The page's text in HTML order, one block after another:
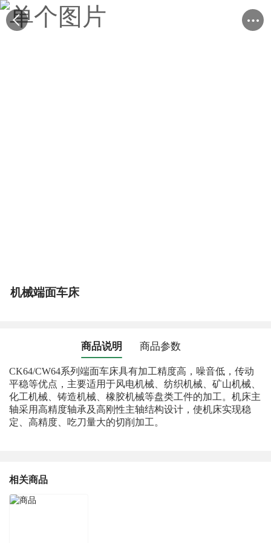
机械端面车床
商品说明 商品参数
CK64/CW64系列端面车床具有加工精度高，噪音低，传动
平稳等优点，主要适用于风电机械、纺织机械、矿山机械、
化工机械、铸造机械、橡胶机械等盘类工件的加工。机床主
轴采用高精度轴承及高刚性主轴结构设计，使机床实现稳
定、高精度、吃刀量大的切削加工。
相关商品